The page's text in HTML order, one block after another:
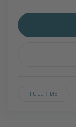
FULL TIME